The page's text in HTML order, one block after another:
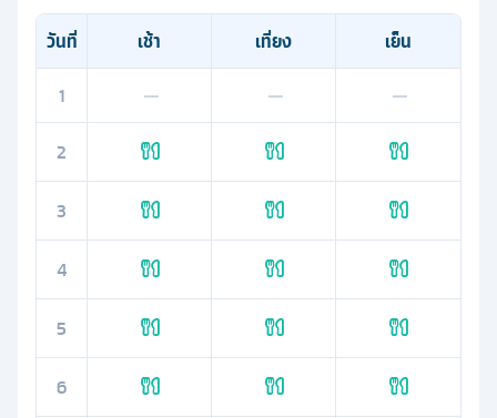
วันที่ เช้า เที่ยง
เย็น
1
— —
—
2
3
4
5
6